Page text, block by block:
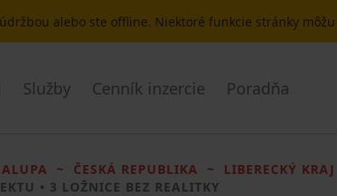
alebo ste offline. Niektoré funkcie stránky
Služby Cenník inzercie Poradňa
ČESKÁ REPUBLIKA
LIBERECKÝ KRAJ
• 3 LOŽNICE BEZ REALITKY